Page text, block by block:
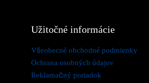
Užitočné informácie
Všeobecné obchodné podmienky
Ochrana osobných údajov
Reklamačný poriadok